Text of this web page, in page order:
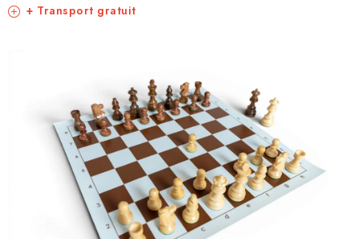
TABLE DE ȘAH
ANTICARIAT
ȘAH ONLINE
+ Transport gratuit